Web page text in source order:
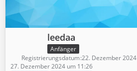
leedaa
Anfänger
Registrierungsdatum 22. Dezember 2024
27. Dezember 2024 um 11:26